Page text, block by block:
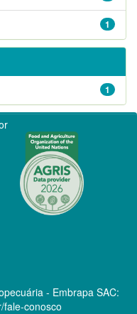
1
1
- Embrapa SAC:
fale-conosco